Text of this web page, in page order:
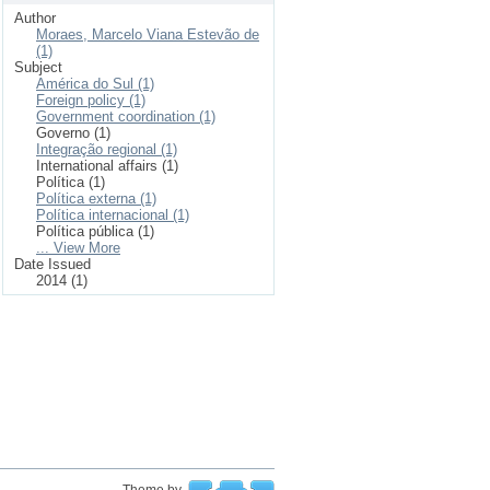
Author
Moraes, Marcelo Viana Estevão de
(1)
Subject
América do Sul (1)
Foreign policy (1)
Government coordination (1)
Governo (1)
Integração regional (1)
International affairs (1)
Política (1)
Política externa (1)
Política internacional (1)
Política pública (1)
... View More
Date Issued
2014 (1)